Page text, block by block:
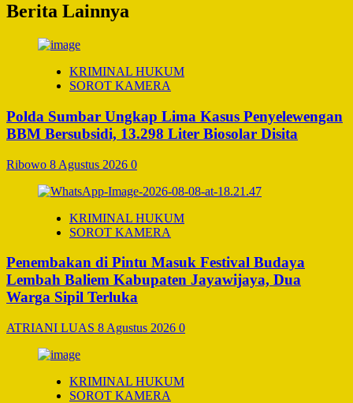
Berita Lainnya
KRIMINAL HUKUM
SOROT KAMERA
Polda Sumbar Ungkap Lima Kasus Penyelewengan
BBM Bersubsidi, 13.298 Liter Biosolar Disita
Ribowo 8 Agustus 2026 0
KRIMINAL HUKUM
SOROT KAMERA
Penembakan di Pintu Masuk Festival Budaya
Lembah Baliem Kabupaten Jayawijaya, Dua
Warga Sipil Terluka
ATRIANI LUAS 8 Agustus 2026 0
KRIMINAL HUKUM
SOROT KAMERA